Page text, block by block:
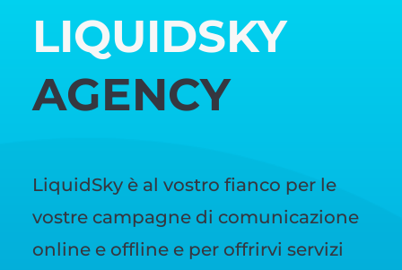
LIQUIDSKY
AGENCY
LiquidSky è al vostro fianco per le
vostre campagne di comunicazione
online e offline e per offrirvi servizi